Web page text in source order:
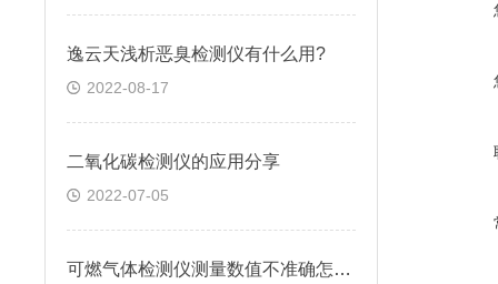
逸云天浅析恶臭检测仪有什么用?
2022-08-17
二氧化碳检测仪的应用分享
2022-07-05
可燃气体检测仪测量数值不准确怎么办